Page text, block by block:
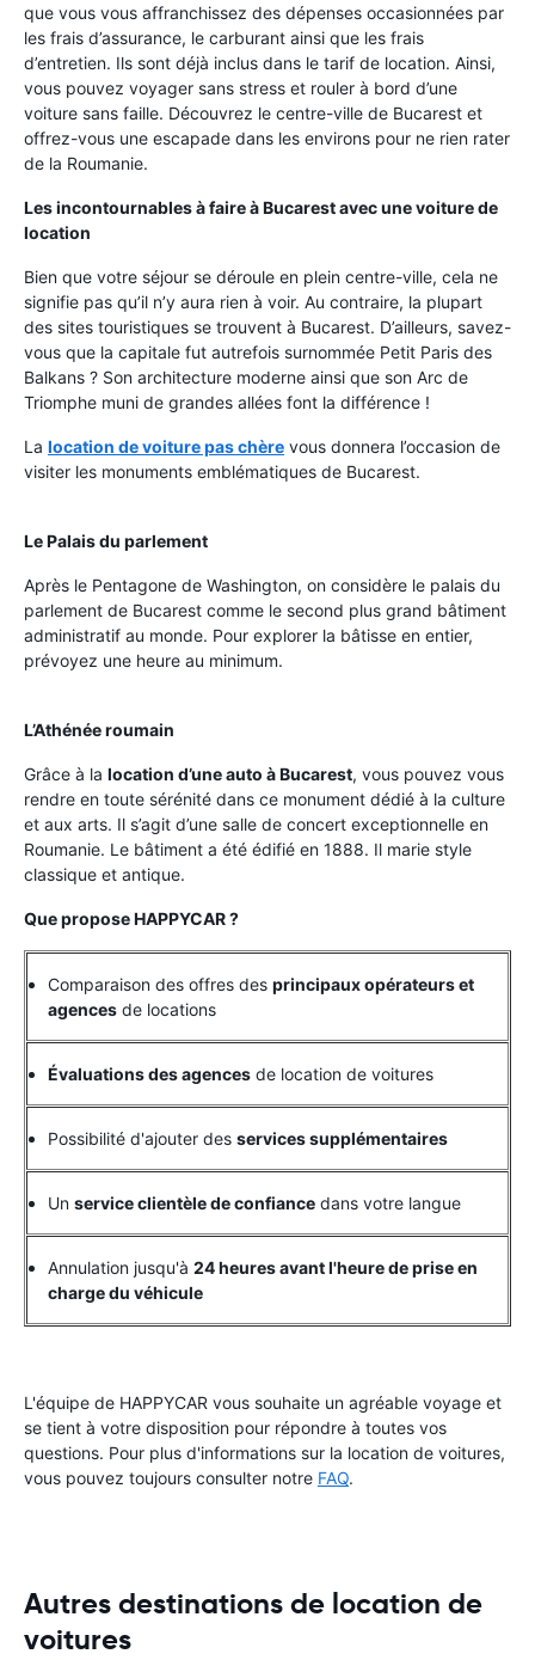
que vous vous affranchissez des dépenses occasionnées par
les frais d’assurance, le carburant ainsi que les frais
d’entretien. Ils sont déjà inclus dans le tarif de location. Ainsi,
vous pouvez voyager sans stress et rouler à bord d’une
voiture sans faille. Découvrez le centre-ville de Bucarest et
offrez-vous une escapade dans les environs pour ne rien rater
de la Roumanie.
Les incontournables à faire à Bucarest avec une voiture de
location
Bien que votre séjour se déroule en plein centre-ville, cela ne
signifie pas qu’il n’y aura rien à voir. Au contraire, la plupart
des sites touristiques se trouvent à Bucarest. D’ailleurs, savez-
vous que la capitale fut autrefois surnommée Petit Paris des
Balkans ? Son architecture moderne ainsi que son Arc de
Triomphe muni de grandes allées font la différence !
La location de voiture pas chère vous donnera l’occasion de
visiter les monuments emblématiques de Bucarest.
Le Palais du parlement
Après le Pentagone de Washington, on considère le palais du
parlement de Bucarest comme le second plus grand bâtiment
administratif au monde. Pour explorer la bâtisse en entier,
prévoyez une heure au minimum.
L’Athénée roumain
Grâce à la location d’une auto à Bucarest, vous pouvez vous
rendre en toute sérénité dans ce monument dédié à la culture
et aux arts. Il s’agit d’une salle de concert exceptionnelle en
Roumanie. Le bâtiment a été édifié en 1888. Il marie style
classique et antique.
Que propose HAPPYCAR ?
Comparaison des offres des principaux opérateurs et
agences de locations
Évaluations des agences de location de voitures
Possibilité d'ajouter des services supplémentaires
Un service clientèle de confiance dans votre langue
Annulation jusqu'à 24 heures avant l'heure de prise en
charge du véhicule
L'équipe de HAPPYCAR vous souhaite un agréable voyage et
se tient à votre disposition pour répondre à toutes vos
questions. Pour plus d'informations sur la location de voitures,
vous pouvez toujours consulter notre FAQ.
Autres destinations de location de
voitures